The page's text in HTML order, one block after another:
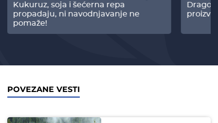
Kukuruz, soja i šećerna repa
propadaju, ni navodnjavanje ne
pomaže!
POVEZANE VESTI